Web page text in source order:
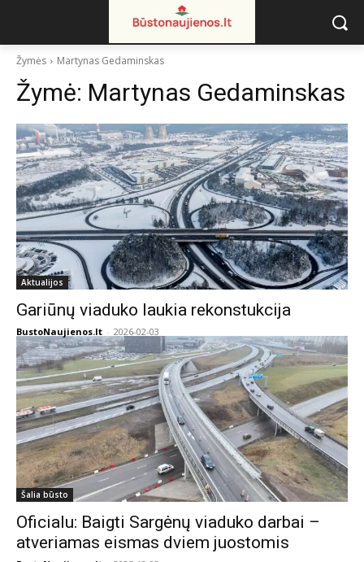
Žymės Martynas Gedaminskas
Žymė: Martynas Gedaminskas
Aktualijos
Gariūnų viaduko laukia rekonstukcija
BustoNaujienos.lt - 2026-02-03
Šalia būsto
Oficialu: Baigti Sargėnų viaduko darbai –
atveriamas eismas dviem juostomis